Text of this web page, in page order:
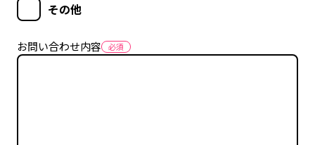
その他
お問い合わせ内容